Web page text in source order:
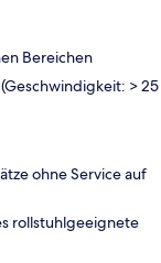
Bereichen
> 25
ohne Service auf
rollstuhlgeeignete